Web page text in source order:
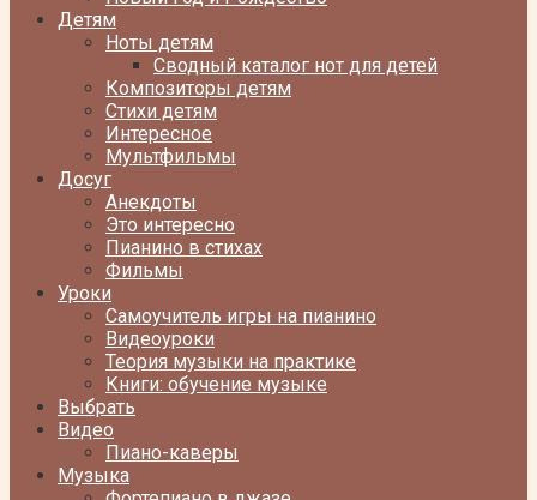
Детям
Ноты детям
Сводный каталог нот для детей
Композиторы детям
Стихи детям
Интересное
Мультфильмы
Досуг
Анекдоты
Это интересно
Пианино в стихах
Фильмы
Уроки
Самоучитель игры на пианино
Видеоуроки
Теория музыки на практике
Книги: обучение музыке
Выбрать
Видео
Пиано-каверы
Музыка